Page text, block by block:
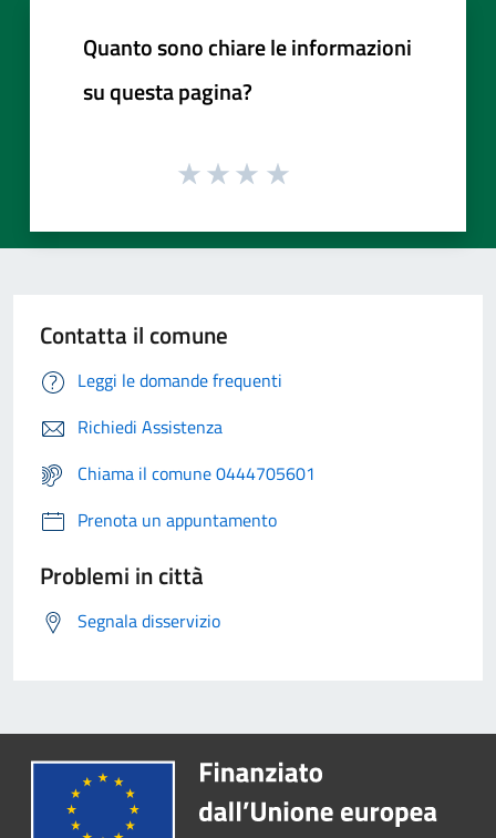
Quanto sono chiare le informazioni
su questa pagina?
Contatta il comune
Leggi le domande frequenti
Richiedi Assistenza
Chiama il comune 0444705601
Prenota un appuntamento
Problemi in città
Segnala disservizio